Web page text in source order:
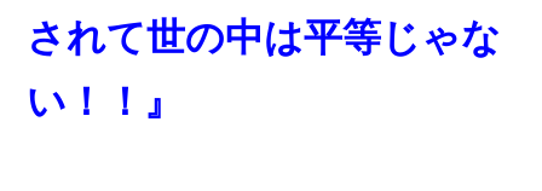
されて世の中は平等じゃな
い！！』